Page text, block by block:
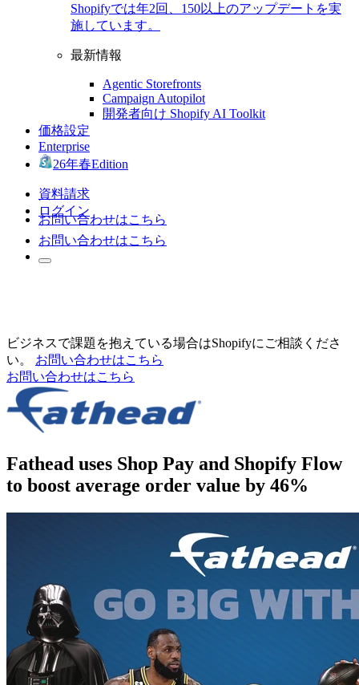
Shopifyでは年2回、150以上のアップデートを実
施しています。
最新情報
Agentic Storefronts
Campaign Autopilot
開発者向け Shopify AI Toolkit
価格設定
Enterprise
26年春Edition
資料請求
ログイン
お問い合わせはこちら
お問い合わせはこちら
ビジネスで課題を抱えている場合はShopifyにご相談くださ
い。
お問い合わせはこちら
お問い合わせはこちら
Fathead uses Shop Pay and Shopify Flow
to boost average order value by 46%